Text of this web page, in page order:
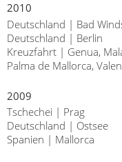
2010
Deutschland | Bad
Deutschland | Berlin
Kreuzfahrt | Genua,
Palma de Mallorca,
2009
Tschechei | Prag
Deutschland | Ostsee
Spanien | Mallorca